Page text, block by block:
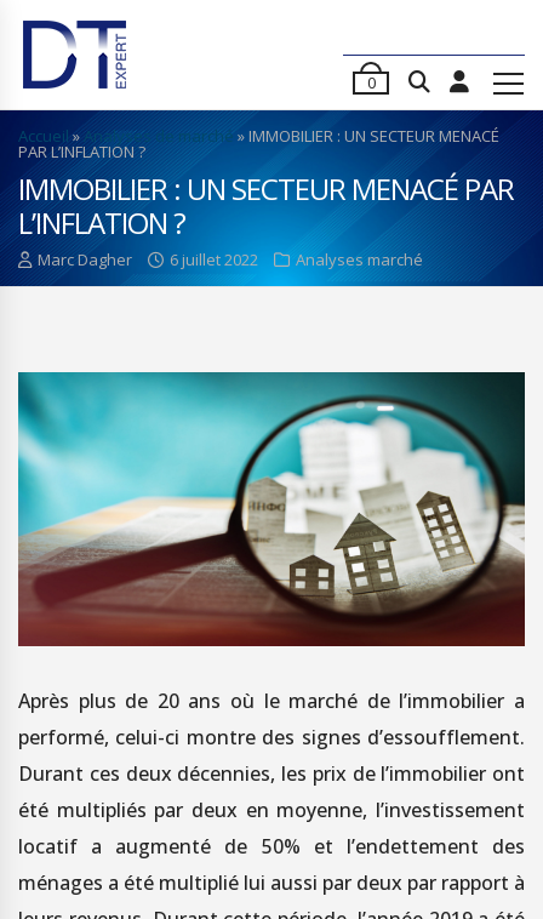
0
Accueil »Analyses de marché »IMMOBILIER : UN SECTEUR MENACÉ
PAR L’INFLATION ?
IMMOBILIER : UN SECTEUR MENACÉ PAR
L’INFLATION ?
Marc Dagher 6 juillet 2022 Analyses marché
Après plus de 20 ans où le marché de l’immobilier a
performé, celui-ci montre des signes d’essoufflement.
Durant ces deux décennies, les prix de l’immobilier ont
été multipliés par deux en moyenne, l’investissement
locatif a augmenté de 50% et l’endettement des
ménages a été multiplié lui aussi par deux par rapport à